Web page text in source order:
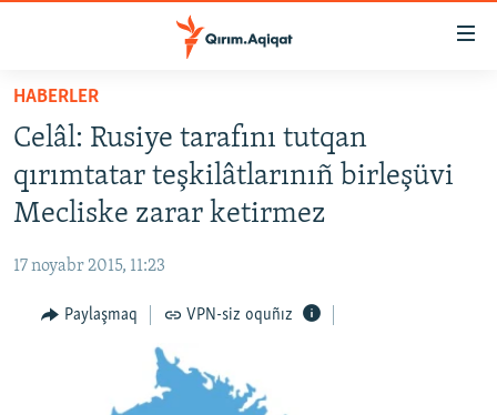
Esas
qaytmaq
Baş
navigatsiyağa
qaytmaq
Qıdıruvğa
qaytmaq
HABERLER
İQTİSADİYAT
MEDENİYET
İNSAN AQLARI
HABERLER
Celâl: Rusiye tarafını tutqan
qırımtatar teşkilâtlarınıñ birleşüvi
Mecliske zarar ketirmez
17 noyabr 2015, 11:23
Paylaşmaq VPN-siz oquñız